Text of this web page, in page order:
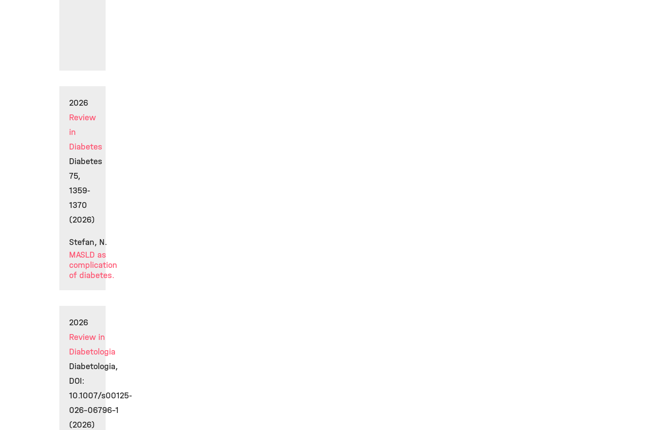
2026
Review
in
Diabetes
Diabetes
75,
1359-
1370
(2026)
Stefan, N.
MASLD as
complication
of diabetes.
2026
Review in
Diabetologia
Diabetologia,
DOI:
10.1007/s00125-
026-06796-1
(2026)